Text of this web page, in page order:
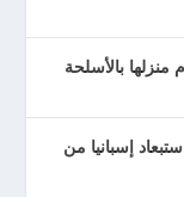
20 عاماً واقتحام منزلها بالأسلحة
إسبانيا من